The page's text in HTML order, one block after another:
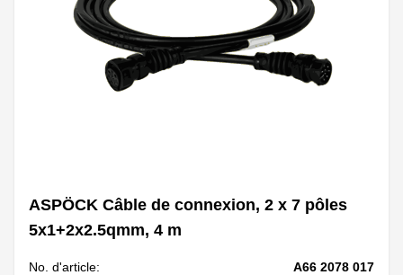
ASPÖCK Câble de connexion, 2 x 7 pôles
5x1+2x2.5qmm, 4 m
No. d'article:
A66 2078 017